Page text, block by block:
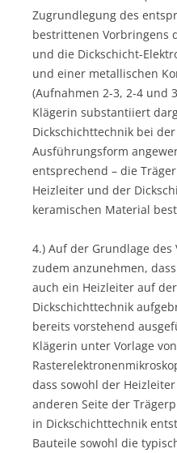
Zugrundlegung des
bestrittenen Vorbringens
und die Dickschicht-
und einer metallischen
(Aufnahmen 2-3, 2-4 und
Klägerin substantiiert
Dickschichttechnik bei
Ausführungsform
entsprechend – die
Heizleiter und der
keramischen Material
4.) Auf der Grundlage
zudem anzunehmen,
auch ein Heizleiter auf
Dickschichttechnik
bereits vorstehend
Klägerin unter Vorlage von
dass sowohl der
anderen Seite der
in Dickschichttechnik
Bauteile sowohl die